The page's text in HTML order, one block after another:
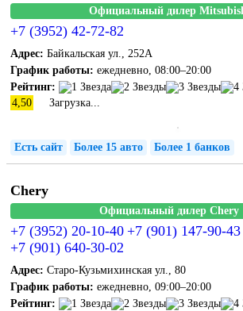
Официальный дилер
+7 (3952) 42-72-82
Адрес: Байкальская ул., 252А
График работы: ежедневно, 08:00–20:00
Рейтинг:
4,50
Загрузка...
Есть сайт Более 15 авто Более 1 банков
Chery
Официальный дилер Chery
+7 (3952) 20-10-40 +7 (901) 147-90-43
+7 (901) 640-30-02
Адрес: Старо-Кузьмихинская ул., 80
График работы: ежедневно, 09:00–20:00
Рейтинг: